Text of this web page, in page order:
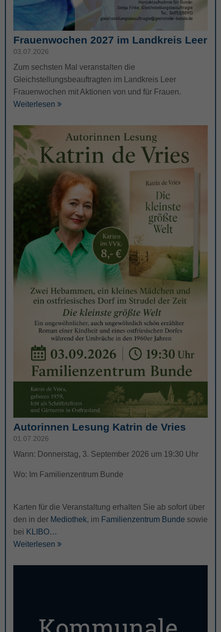
Frauenwochen 2027 im Landkreis Leer
03.07.2026
Zum sechsten Mal veranstalten die
Gleichstellungsbeauftragten im Landkreis Leer
Frauenwochen mit Aktionen von und für Frauen.
Weiterlesen
Autorinnen Lesung Katrin de Vries
01.07.2026
Wann: Donnerstag, 3. September 2026 um 19:30 Uhr
Wo: Im Familienzentrum Bunde
Karten für die Veranstaltung erhalten Sie ab sofort über
den in der Mediothek, im Familienzentrum Bunde sowie
bei KLIBO…
Weiterlesen